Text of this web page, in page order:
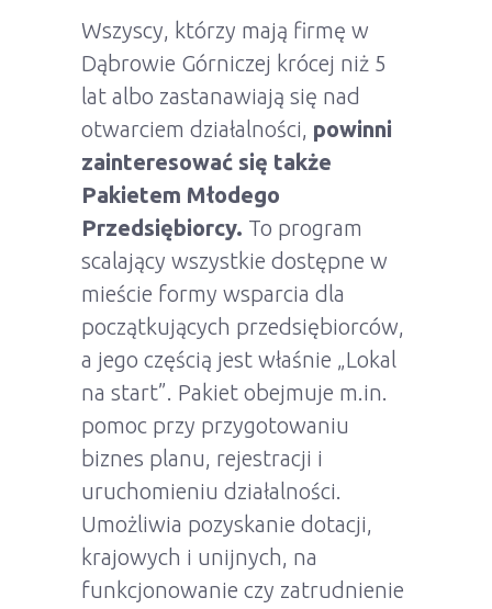
Wszyscy, którzy mają firmę w
Dąbrowie Górniczej krócej niż 5
lat albo zastanawiają się nad
otwarciem działalności, powinni
zainteresować się także
Pakietem Młodego
Przedsiębiorcy. To program
scalający wszystkie dostępne w
mieście formy wsparcia dla
początkujących przedsiębiorców,
a jego częścią jest właśnie „Lokal
na start”. Pakiet obejmuje m.in.
pomoc przy przygotowaniu
biznes planu, rejestracji i
uruchomieniu działalności.
Umożliwia pozyskanie dotacji,
krajowych i unijnych, na
funkcjonowanie czy zatrudnienie